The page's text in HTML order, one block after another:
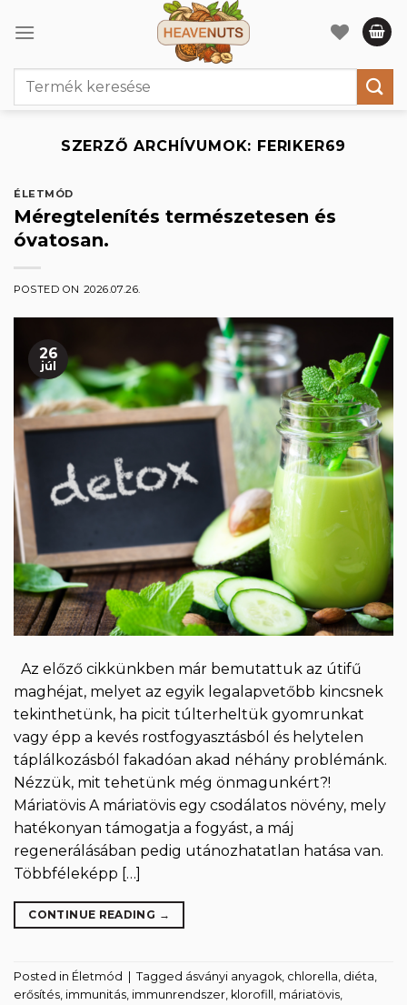
Keresés
SZERZŐ ARCHÍVUMOK: FERIKER69
ÉLETMÓD
Méregtelenítés természetesen és
óvatosan.
POSTED ON 2026.07.26.
26
júl
Az előző cikkünkben már bemutattuk az útifű
maghéjat, melyet az egyik legalapvetőbb kincsnek
tekinthetünk, ha picit túlterheltük gyomrunkat
vagy épp a kevés rostfogyasztásból és helytelen
táplálkozásból fakadóan akad néhány problémánk.
Nézzük, mit tehetünk még önmagunkért?!
Máriatövis A máriatövis egy csodálatos növény, mely
hatékonyan támogatja a fogyást, a máj
regenerálásában pedig utánozhatatlan hatása van.
Többféleképp […]
CONTINUE READING →
Posted in Életmód Tagged ásványi anyagok, chlorella, diéta,
erősítés, immunitás, immunrendszer, klorofill , máriatövis,